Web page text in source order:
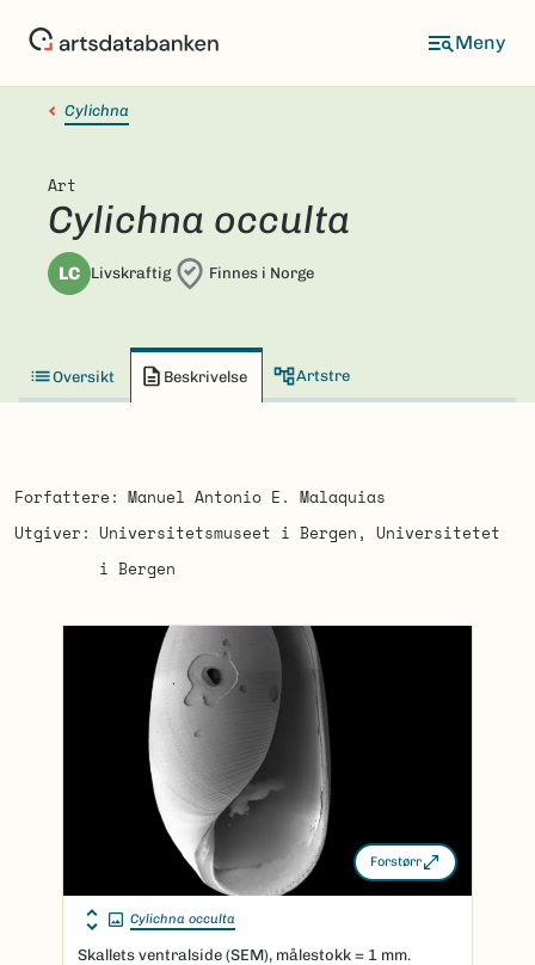
Cylichna
Art
Cylichna occulta
LC Livskraftig Finnes i Norge
Oversikt Beskrivelse Artstre
Forfattere
Manuel Antonio E. Malaquias
Utgiver
Universitetsmuseet i Bergen, Universitetet
i Bergen
Forstørr
Cylichna occulta
Skallets ventralside (SEM), målestokk = 1 mm.